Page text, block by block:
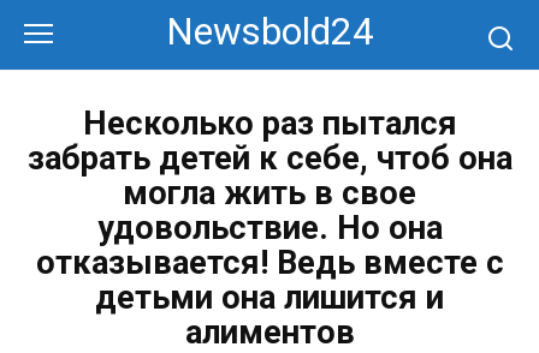
контенту
Newsbold24
Несколько раз пытался
забрать детей к себе, чтоб она
могла жить в свое
удовольствие. Но она
отказывается! Ведь вместе с
детьми она лишится и
алиментов